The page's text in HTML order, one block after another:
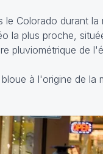
Colorado durant
la plus proche,
pluviométrique de
à l'origine de la